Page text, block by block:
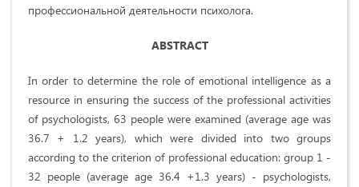
профессиональной деятельности психолога.
ABSTRACT
In order to determine the role of emotional intelligence as a
resource in ensuring the success of the professional activities
of psychologists, 63 people were examined (average age was
36.7 + 1.2 years), which were divided into two groups
according to the criterion of professional education: group 1 -
32 people (average age 36.4 +1.3 years) - psychologists,